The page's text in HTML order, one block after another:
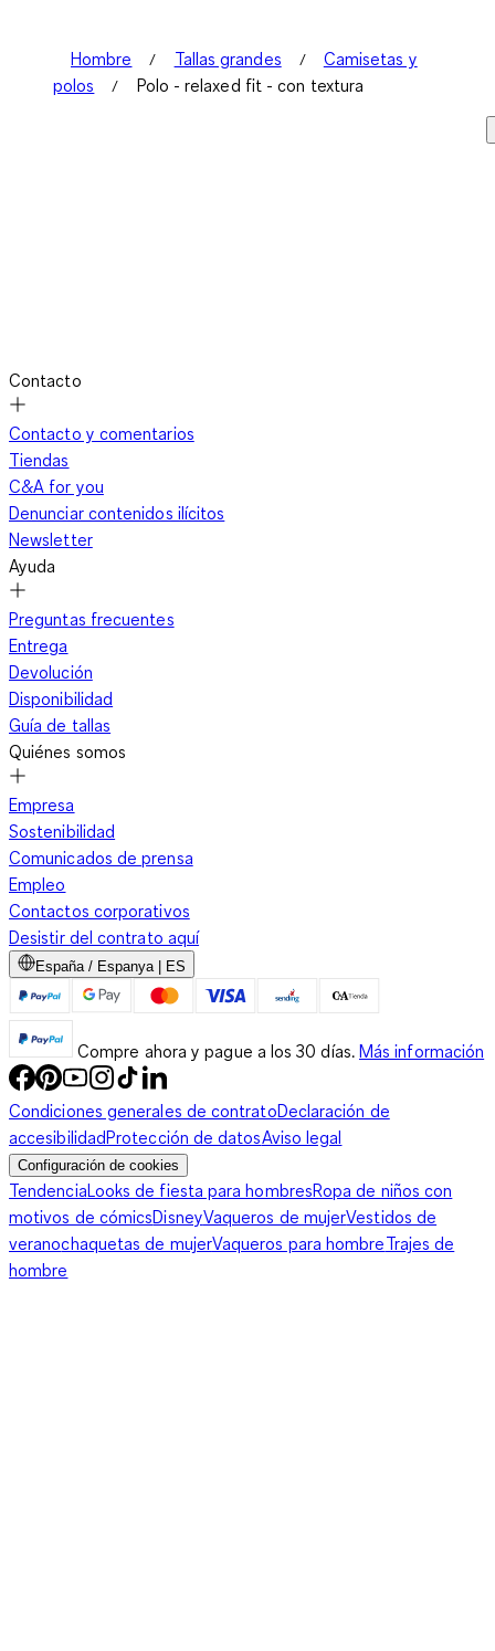
Hombre Tallas grandes
Camisetas y
polos
Polo - relaxed fit - con textura
Contacto
Contacto y comentarios
Tiendas
C&A for you
Denunciar contenidos ilícitos
Newsletter
Ayuda
Preguntas frecuentes
Entrega
Devolución
Disponibilidad
Guía de tallas
Quiénes somos
Empresa
Sostenibilidad
Comunicados de prensa
Empleo
Contactos corporativos
Desistir del contrato aquí
España / Espanya | ES
Compre ahora y pague a los 30 días. Más información
Condiciones generales de contratoDeclaración de
accesibilidadProtección de datosAviso legal
Configuración de cookies
TendenciaLooks de fiesta para hombresRopa de niños con
motivos de cómicsDisneyVaqueros de mujerVestidos de
veranochaquetas de mujerVaqueros para hombreTrajes de
hombre